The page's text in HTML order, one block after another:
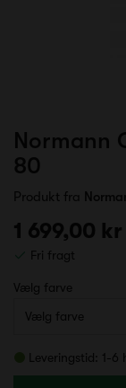
Normann
80
Produkt fra
1 699,00 kr
Fri fragt
Vælg farve
Leveringstid: 1-6